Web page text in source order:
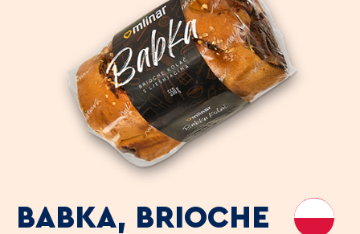
BABKA, BRIOCHE